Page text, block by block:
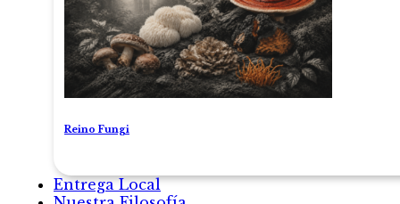
Reino Fungi
Entrega Local